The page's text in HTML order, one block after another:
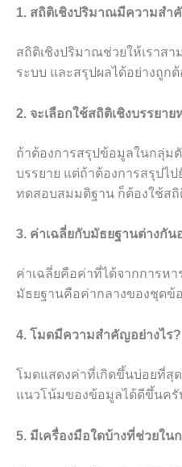
1. สถิติเชิงปริมาณมีความสำ
สถิติเชิงปริมาณช่วยให้เราส
ระบบ และสรุปผลได้อย่างถูก
2. จะเลือกใช้สถิติเชิงบรรยา
ถ้าต้องการสรุปข้อมูลในกลุ่มตั
บรรยาย แต่ถ้าต้องการสรุปไ
ทดสอบสมมติฐาน ก็ต้องใช้สถิ
3. ค่าเฉลี่ยกับมัธยฐานต่างกัน
ค่าเฉลี่ยคือค่าที่ได้จากการห
มัธยฐานคือค่ากลางของชุดข้
4. โมดมีความสำคัญอย่างไร?
โมดแสดงค่าที่เกิดขึ้นบ่อยที่สุด
แนวโน้มของข้อมูลได้ดีขึ้นครั
5. มีเครื่องมือใดบ้างที่ช่วยใน